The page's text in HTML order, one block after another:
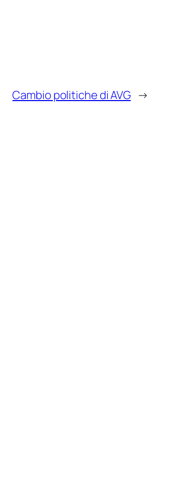
Cambio politiche di AVG →